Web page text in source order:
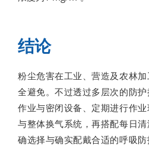
结论
粉尘危害在工业、营造及农林
全避免。不过透过多层次的防
作业与密闭设备、定期进行作
与整体换气系统，再搭配每日
确选择与确实配戴合适的呼吸